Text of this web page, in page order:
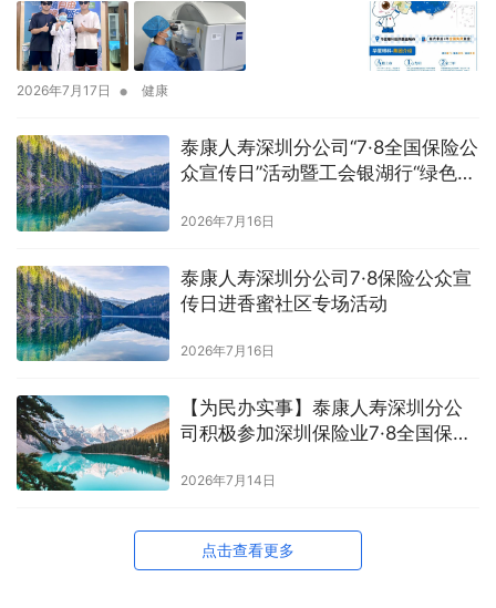
2026年7月17日 • 健康
泰康人寿深圳分公司“7·8全国保险公
众宣传日”活动暨工会银湖行“绿色健
2026年7月16日
泰康人寿深圳分公司7·8保险公众宣
传日进香蜜社区专场活动
2026年7月16日
【为民办实事】泰康人寿深圳分公
司积极参加深圳保险业7·8全国保险
2026年7月14日
点击查看更多